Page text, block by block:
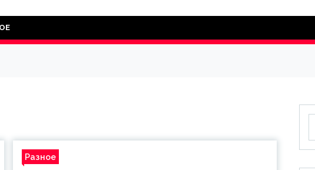
Разное